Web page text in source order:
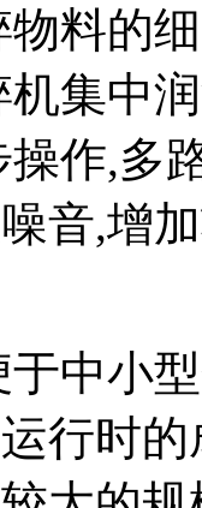
料的
集中
作,多
音,增
中小
行时